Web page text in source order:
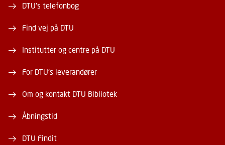
DTU's telefonbog
Find vej på DTU
Institutter og centre på DTU
For DTU's leverandører
Om og kontakt DTU Bibliotek
Åbningstid
DTU Findit